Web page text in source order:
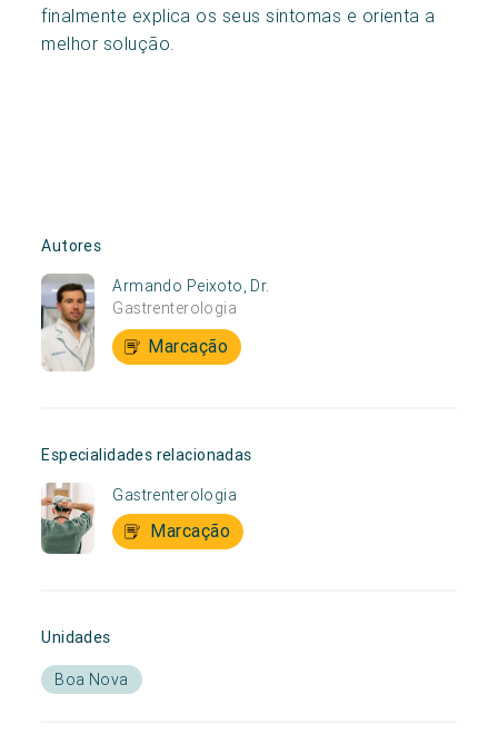
finalmente explica os seus sintomas e orienta a
melhor solução.
Autores
Armando Peixoto, Dr.
Gastrenterologia
Marcação
Especialidades relacionadas
Gastrenterologia
Marcação
Unidades
Boa Nova